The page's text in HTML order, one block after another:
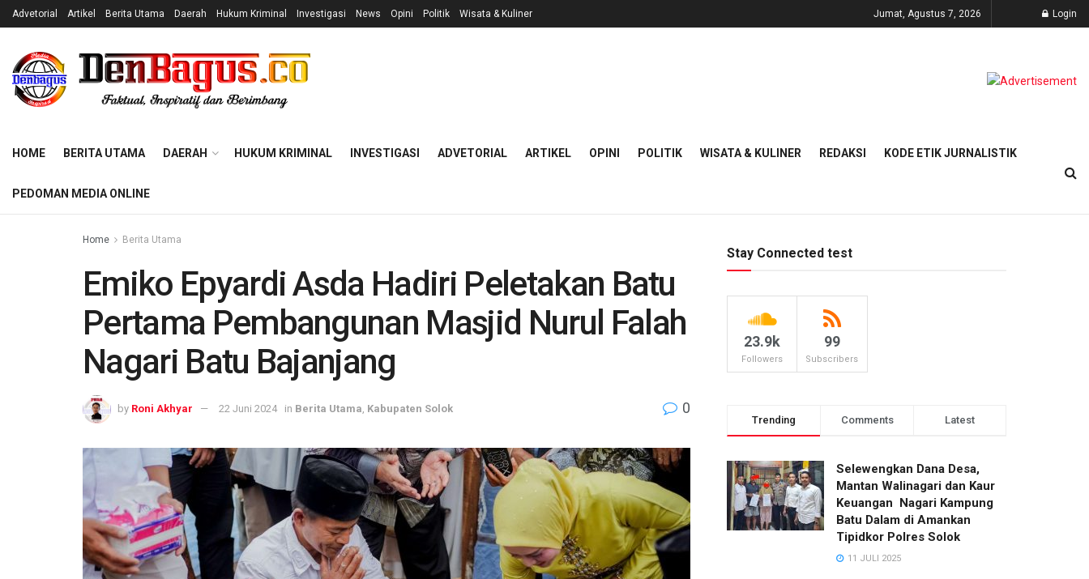
Advetorial Artikel Berita Utama Daerah Hukum Kriminal Investigasi News Opini Politik Wisata & Kuliner Jumat, Agustus 7, 2026 Login
HOME BERITA UTAMA DAERAH HUKUM KRIMINAL INVESTIGASI ADVETORIAL ARTIKEL OPINI POLITIK WISATA & KULINER REDAKSI KODE ETIK JURNALISTIK
PEDOMAN MEDIA ONLINE
Home Berita Utama
Emiko Epyardi Asda Hadiri Peletakan Batu
Pertama Pembangunan Masjid Nurul Falah
Nagari Batu Bajanjang
by Roni Akhyar 22 Juni 2024 in Berita Utama Kabupaten Solok 0
Stay Connected test
23.9k
Followers
99
Subscribers
Trending Comments Latest
Selewengkan Dana Desa,
Mantan Walinagari dan Kaur
Keuangan Nagari Kampung
Batu Dalam di Amankan
Tipidkor Polres Solok
11 JULI 2025